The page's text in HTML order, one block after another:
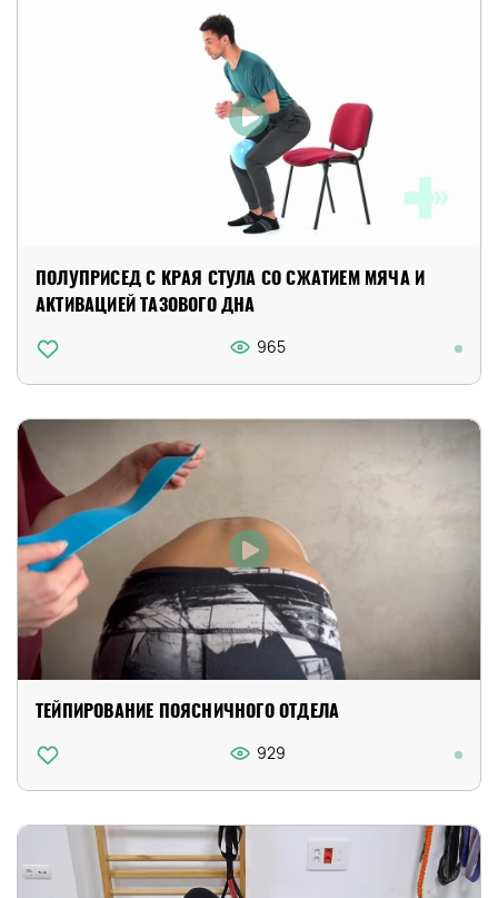
ПОЛУПРИСЕД С КРАЯ СТУЛА СО СЖАТИЕМ МЯЧА И
АКТИВАЦИЕЙ ТАЗОВОГО ДНА
965
ТЕЙПИРОВАНИЕ ПОЯСНИЧНОГО ОТДЕЛА
929